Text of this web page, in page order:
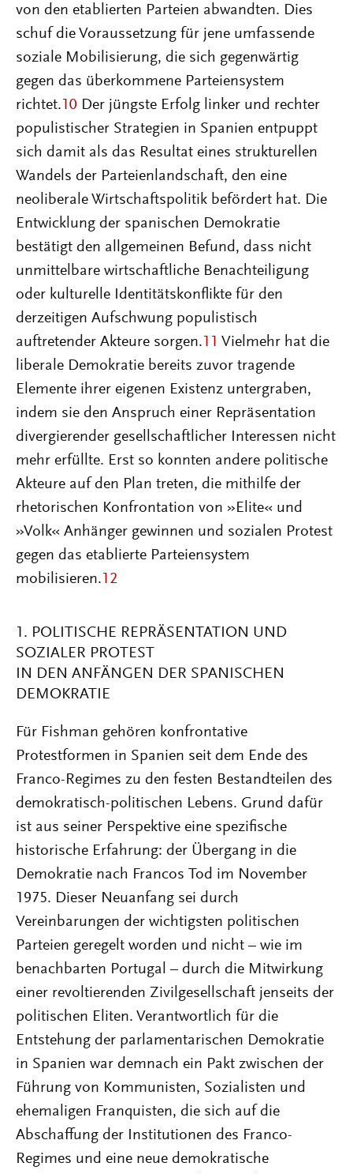
von den etablierten Parteien abwandten. Dies
schuf die Voraussetzung für jene umfassende
soziale Mobilisierung, die sich gegenwärtig
gegen das überkommene Parteiensystem
richtet. 10 Der jüngste Erfolg linker und rechter
populistischer Strategien in Spanien entpuppt
sich damit als das Resultat eines strukturellen
Wandels der Parteienlandschaft, den eine
neoliberale Wirtschaftspolitik befördert hat. Die
Entwicklung der spanischen Demokratie
bestätigt den allgemeinen Befund, dass nicht
unmittelbare wirtschaftliche Benachteiligung
oder kulturelle Identitätskonflikte für den
derzeitigen Aufschwung populistisch
auftretender Akteure sorgen. 11 Vielmehr hat die
liberale Demokratie bereits zuvor tragende
Elemente ihrer eigenen Existenz untergraben,
indem sie den Anspruch einer Repräsentation
divergierender gesellschaftlicher Interessen nicht
mehr erfüllte. Erst so konnten andere politische
Akteure auf den Plan treten, die mithilfe der
rhetorischen Konfrontation von »Elite« und
»Volk« Anhänger gewinnen und sozialen Protest
gegen das etablierte Parteiensystem
mobilisieren. 12
1. POLITISCHE REPRÄSENTATION UND
SOZIALER PROTEST
IN DEN ANFÄNGEN DER SPANISCHEN
DEMOKRATIE
Für Fishman gehören konfrontative
Protestformen in Spanien seit dem Ende des
Franco-Regimes zu den festen Bestandteilen des
demokratisch-politischen Lebens. Grund dafür
ist aus seiner Perspektive eine spezifische
historische Erfahrung: der Übergang in die
Demokratie nach Francos Tod im November
1975. Dieser Neuanfang sei durch
Vereinbarungen der wichtigsten politischen
Parteien geregelt worden und nicht – wie im
benachbarten Portugal – durch die Mitwirkung
einer revoltierenden Zivilgesellschaft jenseits der
politischen Eliten. Verantwortlich für die
Entstehung der parlamentarischen Demokratie
in Spanien war demnach ein Pakt zwischen der
Führung von Kommunisten, Sozialisten und
ehemaligen Franquisten, die sich auf die
Abschaffung der Institutionen des Franco-
Regimes und eine neue demokratische